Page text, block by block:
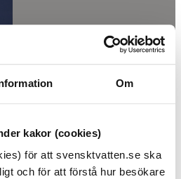
Om
kakor (cookies)
för att svensktvatten.se ska
och för att förstå hur besökare